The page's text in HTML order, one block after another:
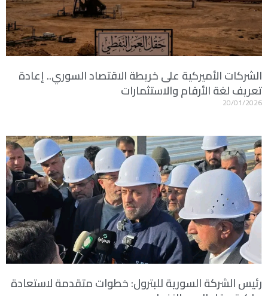
الشركات الأميركية على خريطة الاقتصاد السوري.. إعادة
تعريف لغة الأرقام والاستثمارات
20/01/2026
رئيس الشركة السورية للبترول: خطوات متقدمة لاستعادة